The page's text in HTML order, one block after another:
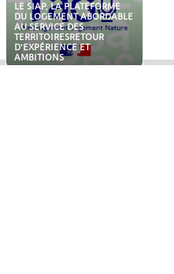
LE SIAP, LA PLATEFORME
DU LOGEMENT ABORDABLE
AU SERVICE DES
TERRITOIRESRETOUR
D'EXPÉRIENCE ET
AMBITIONS